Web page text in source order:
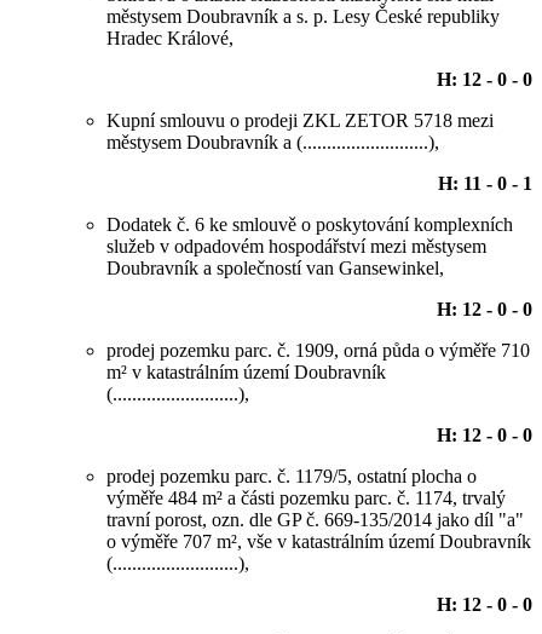
městysem Doubravník a s. p. Lesy České republiky
Hradec Králové,
H: 12 - 0 - 0
Kupní smlouvu o prodeji ZKL ZETOR 5718 mezi
městysem Doubravník a (..........................),
H: 11 - 0 - 1
Dodatek č. 6 ke smlouvě o poskytování komplexních
služeb v odpadovém hospodářství mezi městysem
Doubravník a společností van Gansewinkel,
H: 12 - 0 - 0
prodej pozemku parc. č. 1909, orná půda o výměře 710
m² v katastrálním území Doubravník
(..........................),
H: 12 - 0 - 0
prodej pozemku parc. č. 1179/5, ostatní plocha o
výměře 484 m² a části pozemku parc. č. 1174, trvalý
travní porost, ozn. dle GP č. 669-135/2014 jako díl "a"
o výměře 707 m², vše v katastrálním území Doubravník
(..........................),
H: 12 - 0 - 0